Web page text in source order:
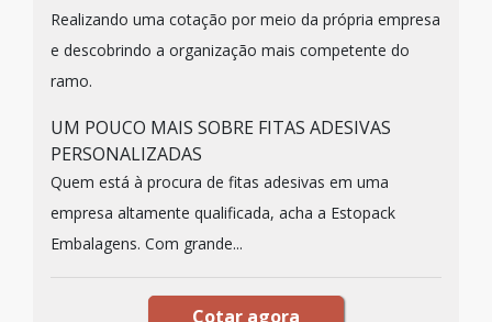
Realizando uma cotação por meio da própria empresa
e descobrindo a organização mais competente do
ramo.
UM POUCO MAIS SOBRE FITAS ADESIVAS
PERSONALIZADAS
Quem está à procura de fitas adesivas em uma
empresa altamente qualificada, acha a Estopack
Embalagens. Com grande...
Cotar agora